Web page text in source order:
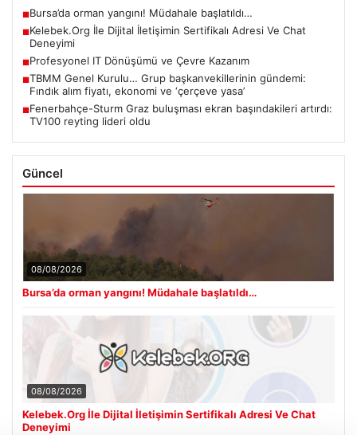
■Bursa’da orman yangını! Müdahale başlatıldı…
■Kelebek.Org İle Dijital İletişimin Sertifikalı Adresi Ve Chat
Deneyimi
■Profesyonel IT Dönüşümü ve Çevre Kazanım
■TBMM Genel Kurulu… Grup başkanvekillerinin gündemi:
Fındık alım fiyatı, ekonomi ve ‘çerçeve yasa’
■Fenerbahçe-Sturm Graz buluşması ekran başındakileri artırdı:
TV100 reyting lideri oldu
Güncel
08/08/2026
Bursa’da orman yangını! Müdahale başlatıldı…
08/08/2026
Kelebek.Org İle Dijital İletişimin Sertifikalı Adresi Ve Chat
Deneyimi